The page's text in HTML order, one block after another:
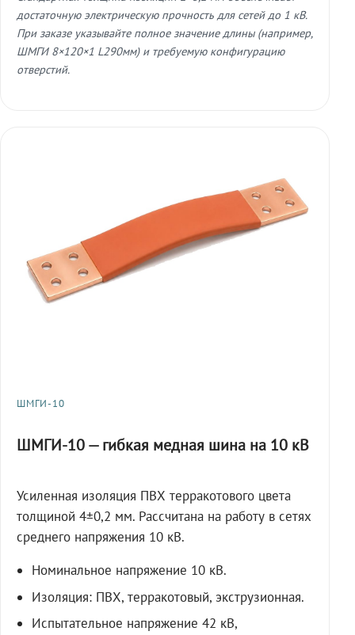
достаточную электрическую прочность для сетей до 1 кВ.
При заказе указывайте полное значение длины (например,
ШМГИ 8×120×1 L290мм) и требуемую конфигурацию
отверстий.
ШМГИ-10
ШМГИ-10 — гибкая медная шина на 10 кВ
Усиленная изоляция ПВХ терракотового цвета
толщиной 4±0,2 мм. Рассчитана на работу в сетях
среднего напряжения 10 кВ.
Номинальное напряжение 10 кВ.
Изоляция: ПВХ, терракотовый, экструзионная.
Испытательное напряжение 42 кВ,